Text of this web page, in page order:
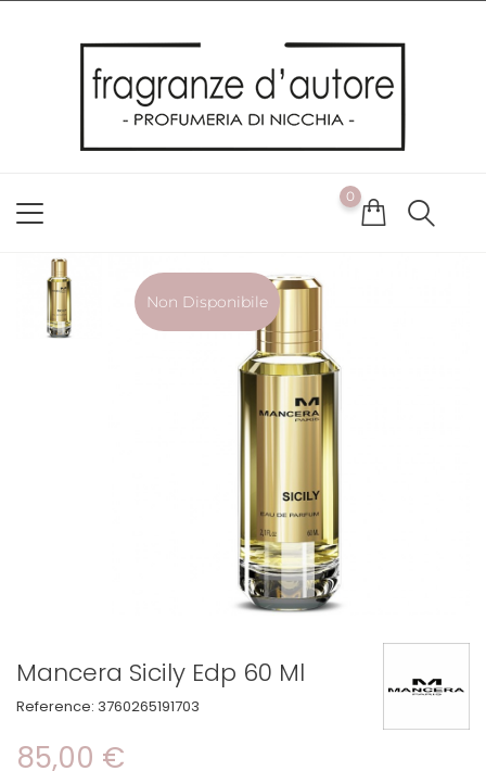
Utilizziamo i cookie per offrirti la migliore esperienza possibile
sul nostro sito web. Cliccando su OK, acconsenti alla nostra
politica sui cookie. Se desideri modificare le tue preferenze sui
cookie, puoi farlo
0
Non Disponibile
Mancera Sicily Edp 60 Ml
Reference: 3760265191703
85,00 €